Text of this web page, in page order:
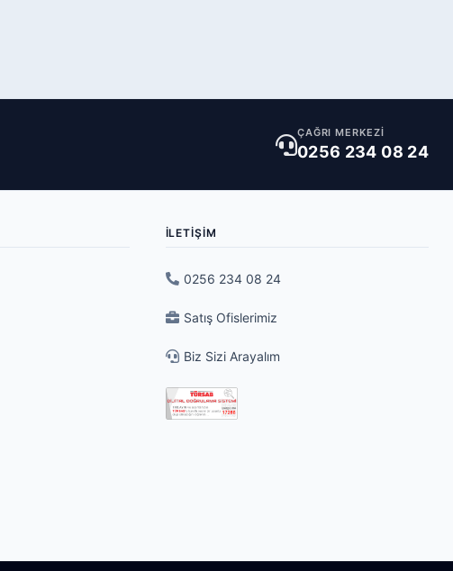
ÇAĞRI MERKEZİ
0256 234 08 24
İLETIŞIM
0256 234 08 24
Satış Ofislerimiz
Biz Sizi Arayalım